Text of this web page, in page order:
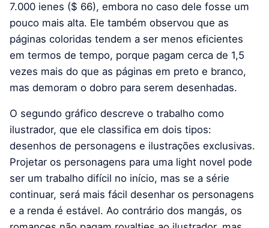
7.000 ienes ($ 66), embora no caso dele fosse um
pouco mais alta. Ele também observou que as
páginas coloridas tendem a ser menos eficientes
em termos de tempo, porque pagam cerca de 1,5
vezes mais do que as páginas em preto e branco,
mas demoram o dobro para serem desenhadas.
O segundo gráfico descreve o trabalho como
ilustrador, que ele classifica em dois tipos:
desenhos de personagens e ilustrações exclusivas.
Projetar os personagens para uma light novel pode
ser um trabalho difícil no início, mas se a série
continuar, será mais fácil desenhar os personagens
e a renda é estável. Ao contrário dos mangás, os